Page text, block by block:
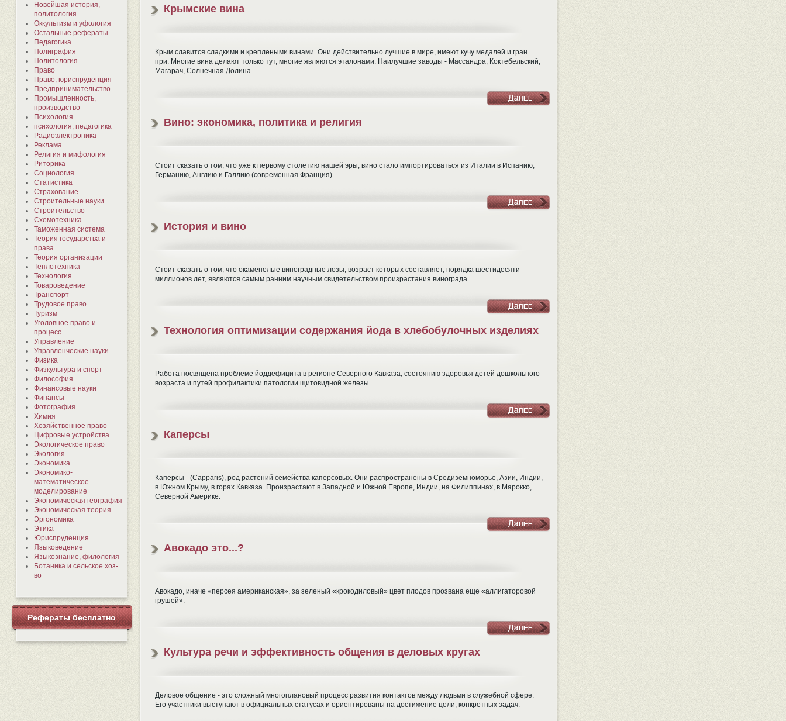
Новейшая история,
политология
Оккультизм и уфология
Остальные рефераты
Педагогика
Полиграфия
Политология
Право
Право, юриспруденция
Предпринимательство
Промышленность,
производство
Психология
психология, педагогика
Радиоэлектроника
Реклама
Религия и мифология
Риторика
Социология
Статистика
Страхование
Строительные науки
Строительство
Схемотехника
Таможенная система
Теория государства и
права
Теория организации
Теплотехника
Технология
Товароведение
Транспорт
Трудовое право
Туризм
Уголовное право и
процесс
Управление
Управленческие науки
Физика
Физкультура и спорт
Философия
Финансовые науки
Финансы
Фотография
Химия
Хозяйственное право
Цифровые устройства
Экологическое право
Экология
Экономика
Экономико-
математическое
моделирование
Экономическая география
Экономическая теория
Эргономика
Этика
Юриспруденция
Языковедение
Языкознание, филология
Ботаника и сельское хоз-
во
Рефераты бесплатно
Крымские вина
Крым славится сладкими и креплеными винами. Они действительно лучшие в мире, имеют кучу медалей и гран
при. Многие вина делают только тут, многие являются эталонами. Наилучшие заводы - Массандра, Коктебельский,
Магарач, Солнечная Долина.
Вино: экономика, политика и религия
Стоит сказать о том, что уже к первому столетию нашей эры, вино стало импортироваться из Италии в Испанию,
Германию, Англию и Галлию (современная Франция).
История и вино
Стоит сказать о том, что окаменелые виноградные лозы, возраст которых составляет, порядка шестидесяти
миллионов лет, являются самым ранним научным свидетельством произрастания винограда.
Технология оптимизации содержания йода в хлебобулочных изделиях
Работа посвящена проблеме йоддефицита в регионе Северного Кавказа, состоянию здоровья детей дошкольного
возраста и путей профилактики патологии щитовидной железы.
Каперсы
Каперсы - (Capparis), род растений семейства каперсовых. Они распространены в Средиземноморье, Азии, Индии,
в Южном Крыму, в горах Кавказа. Произрастают в Западной и Южной Европе, Индии, на Филиппинах, в Марокко,
Северной Америке.
Авокадо это...?
Авокадо, иначе «персея американская», за зеленый «крокодиловый» цвет плодов прозвана еще «аллигаторовой
грушей».
Культура речи и эффективность общения в деловых кругах
Деловое общение - это сложный многоплановый процесс развития контактов между людьми в служебной сфере.
Его участники выступают в официальных статусах и ориентированы на достижение цели, конкретных задач.